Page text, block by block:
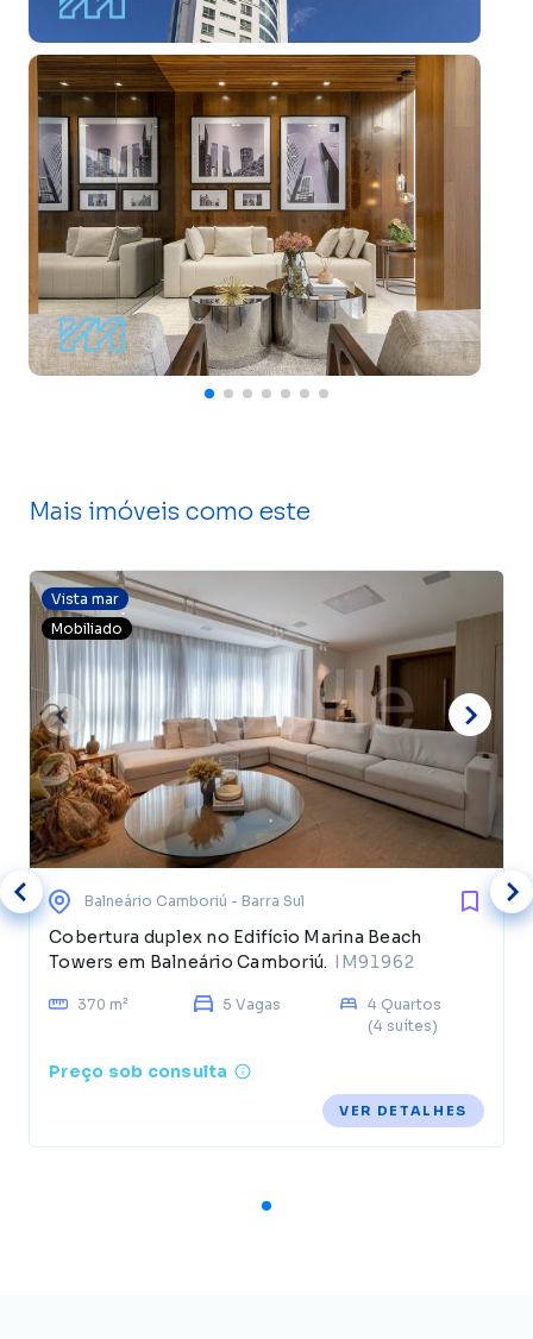
Mais imóveis como este
Vista mar
Mobiliado
Balneário Camboriú - Barra Sul
Cobertura duplex no Edifício Marina Beach
Towers em Balneário Camboriú. IM91962
370 m² 5 Vagas
4 Quartos
(4 suítes)
Preço sob consulta
VER DETALHES